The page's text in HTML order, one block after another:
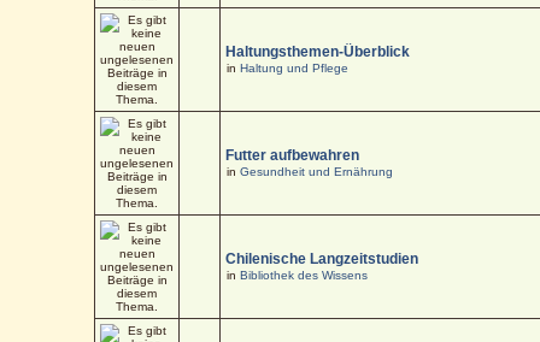
Haltungsthemen-Überblick
inHaltung und Pflege
Futter aufbewahren
inGesundheit und Ernährung
Chilenische Langzeitstudien
inBibliothek des Wissens